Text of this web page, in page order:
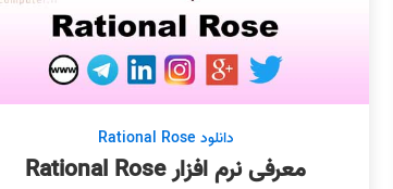
دانلود Rational Rose
معرفی نرم افزار Rational Rose